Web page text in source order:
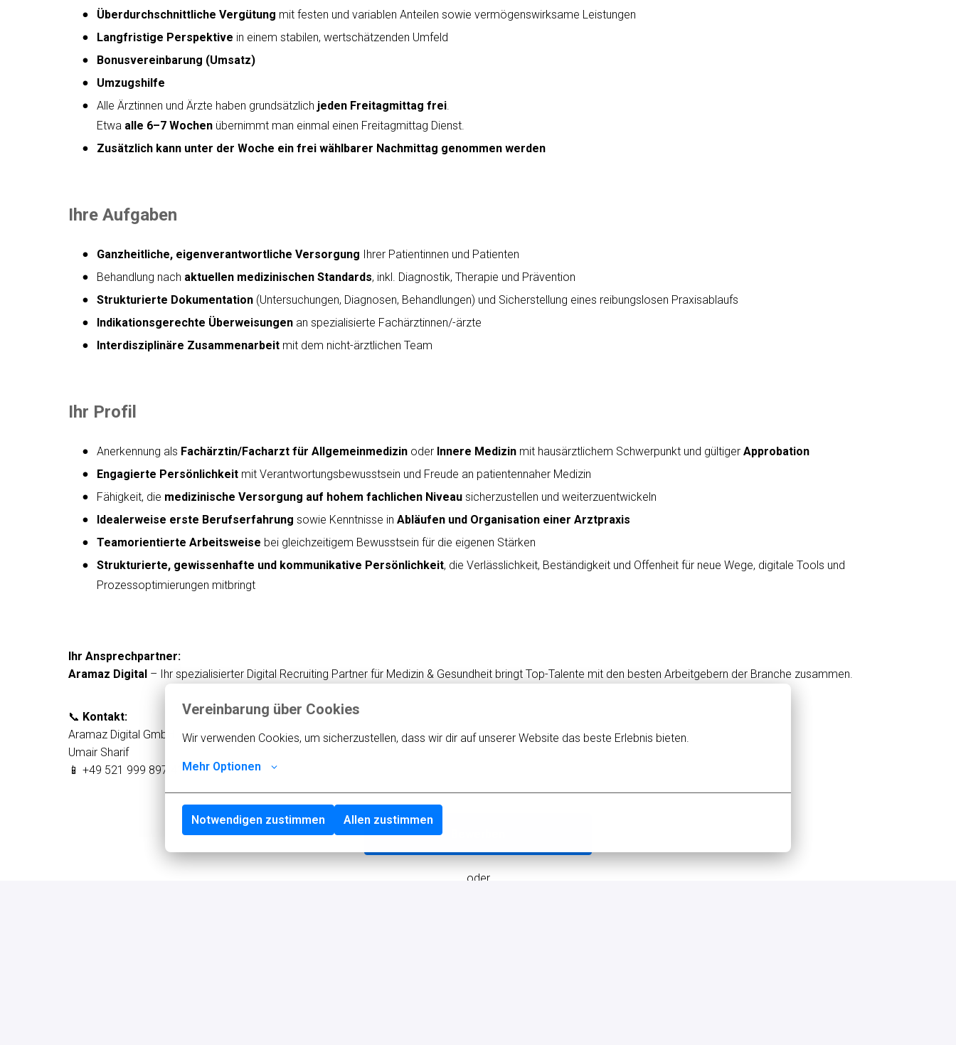
Vereinbarung über Cookies
Wir verwenden Cookies, um sicherzustellen, dass wir dir auf unserer Website das beste Erlebnis bieten.
Mehr Optionen
Notwendigen zustimmen Allen zustimmen
Überdurchschnittliche Vergütung mit festen und variablen Anteilen sowie vermögenswirksame Leistungen
Langfristige Perspektive in einem stabilen, wertschätzenden Umfeld
Bonusvereinbarung (Umsatz)
Umzugshilfe
Alle Ärztinnen und Ärzte haben grundsätzlich jeden Freitagmittag frei.
Etwa alle 6–7 Wochen übernimmt man einmal einen Freitagmittag Dienst.
Zusätzlich kann unter der Woche ein frei wählbarer Nachmittag genommen werden
Ihre Aufgaben
Ganzheitliche, eigenverantwortliche Versorgung Ihrer Patientinnen und Patienten
Behandlung nach aktuellen medizinischen Standards, inkl. Diagnostik, Therapie und Prävention
Strukturierte Dokumentation (Untersuchungen, Diagnosen, Behandlungen) und Sicherstellung eines reibungslosen Praxisablaufs
Indikationsgerechte Überweisungen an spezialisierte Fachärztinnen/-ärzte
Interdisziplinäre Zusammenarbeit mit dem nicht-ärztlichen Team
Ihr Profil
Anerkennung als Fachärztin/Facharzt für Allgemeinmedizin oder Innere Medizin mit hausärztlichem Schwerpunkt und gültiger Approbation
Engagierte Persönlichkeit mit Verantwortungsbewusstsein und Freude an patientennaher Medizin
Fähigkeit, die medizinische Versorgung auf hohem fachlichen Niveau sicherzustellen und weiterzuentwickeln
Idealerweise erste Berufserfahrung sowie Kenntnisse in Abläufen und Organisation einer Arztpraxis
Teamorientierte Arbeitsweise bei gleichzeitigem Bewusstsein für die eigenen Stärken
Strukturierte, gewissenhafte und kommunikative Persönlichkeit, die Verlässlichkeit, Beständigkeit und Offenheit für neue Wege, digitale Tools und
Prozessoptimierungen mitbringt
Ihr Ansprechpartner:
Aramaz Digital – Ihr spezialisierter Digital Recruiting Partner für Medizin & Gesundheit bringt Top-Talente mit den besten Arbeitgebern der Branche zusammen.
📞 Kontakt:
Aramaz Digital GmbH
Umair Sharif
📱 +49 521 999 897 417
oder